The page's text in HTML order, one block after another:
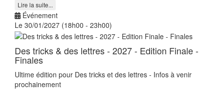
Lire la suite...
Événement
Le 30/01/2027 (18h00 - 23h00)
Des tricks & des lettres - 2027 - Edition Finale -
Finales
Ultime édition pour Des tricks et des lettres - Infos à venir
prochainement